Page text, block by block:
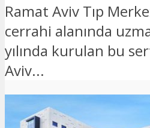
Ramat Aviv Tıp
cerrahi alanında
yılında kurulan bu
Aviv...